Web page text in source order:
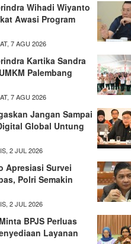
Wihadi Wiyanto
Awasi Program
7 AGU 2026
Kartika Sandra
Palembang
7 AGU 2026
Jangan Sampai
Global Untung
2 JUL 2026
Apresiasi Survei
Polri Semakin
2 JUL 2026
BPJS Perluas
Layanan